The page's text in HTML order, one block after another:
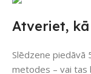
Atveriet,
Slēdzene piedāvā
metodes – vai tas